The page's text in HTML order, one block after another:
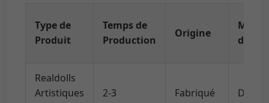
Type de
Produit
Temps de
Production
Origine
Realdolls
Artistiques
2-3
Fabriqué
DHL/